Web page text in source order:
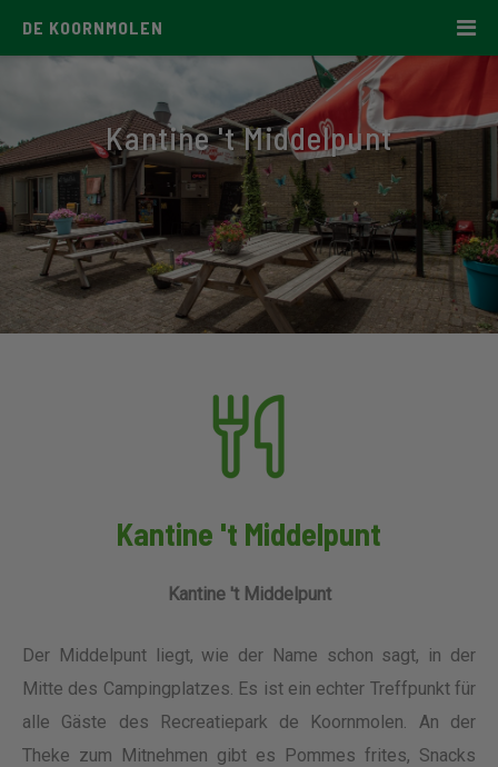
DE KOORNMOLEN
Kantine 't Middelpunt
Kantine 't Middelpunt
Kantine 't Middelpunt
Der Middelpunt liegt, wie der Name schon sagt, in der
Mitte des Campingplatzes. Es ist ein echter Treffpunkt für
alle Gäste des Recreatiepark de Koornmolen. An der
Theke zum Mitnehmen gibt es Pommes frites, Snacks